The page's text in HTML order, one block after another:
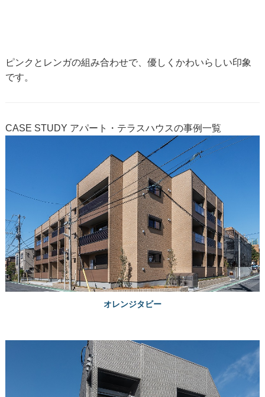
ピンクとレンガの組み合わせで、優しくかわいらしい印象
です。
CASE STUDY アパート・テラスハウスの事例一覧
オレンジタビー